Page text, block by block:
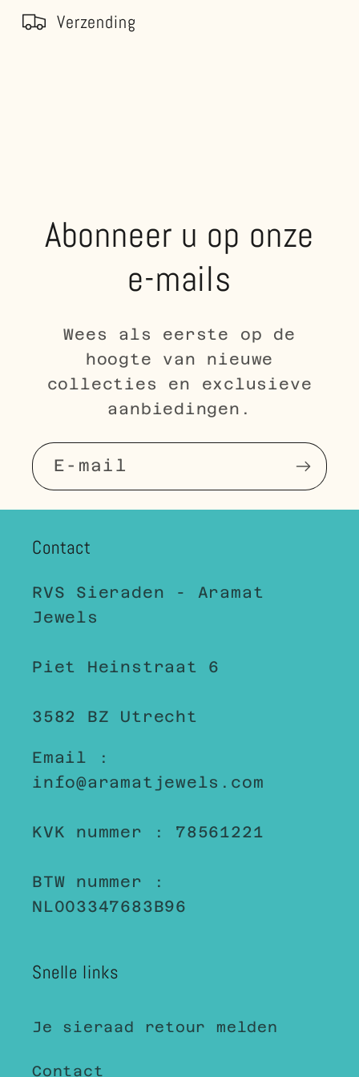
Verzending
Abonneer u op onze
e-mails
Wees als eerste op de
hoogte van nieuwe
collecties en exclusieve
aanbiedingen.
E‑mail
Contact
RVS Sieraden - Aramat
Jewels
Piet Heinstraat 6
3582 BZ Utrecht
Email :
info@aramatjewels.com
KVK nummer : 78561221
BTW nummer :
NL003347683B96
Snelle links
Je sieraad retour melden
Contact